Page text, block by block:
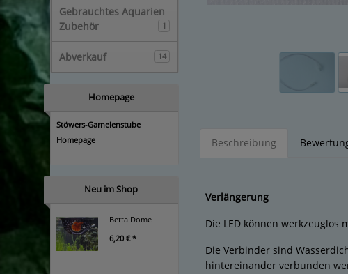
Gebrauchtes Aquarien
Zubehör
1
Abverkauf 14
Homepage
Stöwers-Garnelenstube
Homepage
Neu im Shop
Betta Dome
6,20 € *
Beschreibung
Verlängerung
Die LED können
Die Verbinder sind
hintereinander verbunden